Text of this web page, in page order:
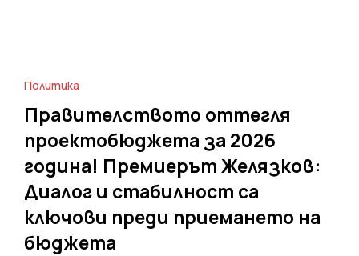
Политика
Правителството оттегля
проектобюджета за 2026
година! Премиерът Желязков:
Диалог и стабилност са
ключови преди приемането на
бюджета